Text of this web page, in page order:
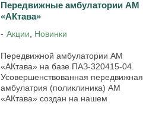
Передвижные амбулатории АМ
«АКтава»
Акции, Новинки
Передвижной амбулатории АМ
«АКтава» на базе ПАЗ-320415-04.
Усовершенствованная передвижная
амбулатрия (поликлиника) АМ
«АКтава» создан на нашем